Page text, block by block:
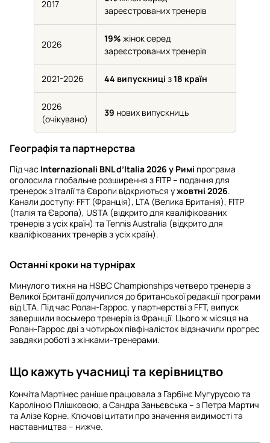
2017
зареєстрованих тренерів
2026
19% жінок серед
зареєстрованих тренерів
2021-2026 44 випускниці з18 країн
2026
(очікувано)
39 нових випускниць
Географія та партнерства
Під час Internazionali BNL d’Italia 2026 у Римі програма
оголосила глобальне розширення з FITP – подання для
тренерок з Італії та Європи відкриються ужовтні 2026.
Канали доступу: FFT (Франція), LTA (Велика Британія), FITP
(Італія та Європа), USTA (відкрито для кваліфікованих
тренерів з усіх країн) та Tennis Australia (відкрито для
кваліфікованих тренерів з усіх країн).
Останні кроки на турнірах
Минулого тижня на HSBC Championships четверо тренерів з
Великої Британії долучилися до британської редакції програми
від LTA. Під час Ролан-Гаррос, у партнерстві з FFT, випуск
завершили восьмеро тренерів із Франції. Цього ж місяця на
Ролан-Гаррос дві з чотирьох півфіналісток відзначили прогрес
завдяки роботі з жінками-тренерами.
Що кажуть учасниці та керівництво
Кончіта Мартінес раніше працювала з Гарбінє Мугурусою та
Кароліною Плішковою, а Сандра Заньєвська – з Петра Мартич
та Алізе Корне. Ключові цитати про значення видимості та
наставництва – нижче.